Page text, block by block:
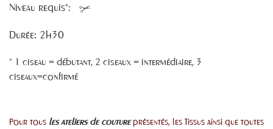
Niveau requis*:
Durée: 2h30
* 1 ciseau = débutant, 2 ciseaux = intermédiaire, 3
ciseaux=confirmé
Pour tous les ateliers de coutureprésentés, les Tissus ainsi que toutes